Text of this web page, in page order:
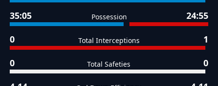
35:05 Possession 24:55
0 Total Interceptions 1
0 Total Safeties 0